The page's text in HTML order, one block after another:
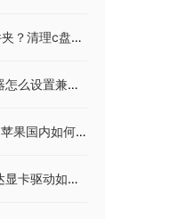
cmd命令怎么进入d盘文件夹？清理c盘垃圾的cmd命令是什么？
兼容模式什么意思？浏览器怎么设置兼容模式？
苹果如何登录instagram？苹果国内如何注册instagram？
显卡驱动怎么更新？英伟达显卡驱动如何安装？